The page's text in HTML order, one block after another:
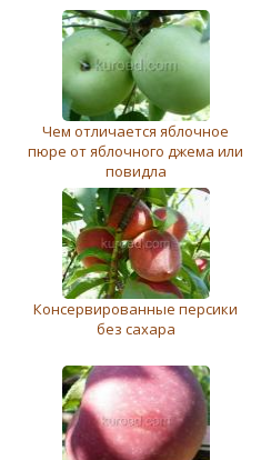
Чем отличается яблочное
пюре от яблочного джема или
повидла
Консервированные персики
без сахара